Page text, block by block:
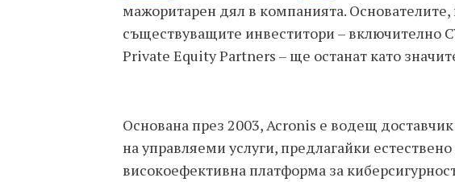
мажоритарен дял в компанията.
съществуващите инвеститори – включително
Private Equity Partners – ще останат като
Основана през 2003, Acronis е водещ
на управляеми услуги, предлагайки
високоефективна платформа за